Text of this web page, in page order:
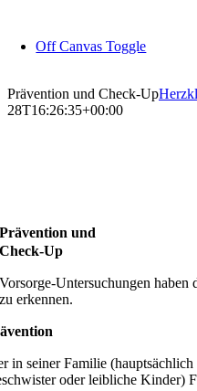
springenOff Canvas Toggle
Prävention und Check-Up
28T16:26:35+00:00
Prävention und
Check-Up
Vorsorge-Untersuchungen
zu erkennen.
in seiner Familie
oder leibliche Kinder)